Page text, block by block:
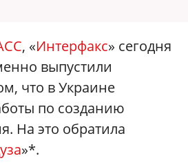
, «Интерфакс» сегодня
выпустили
что в Украине
по созданию
На это обратила
»*.